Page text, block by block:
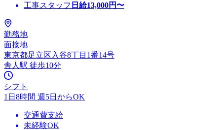
工事スタッフ 日給13,000円〜
勤務地
面接地
東京都足立区入谷8丁目1番14号
舎人駅 徒歩10分
シフト
1日8時間 週5日からOK
交通費支給
未経験OK